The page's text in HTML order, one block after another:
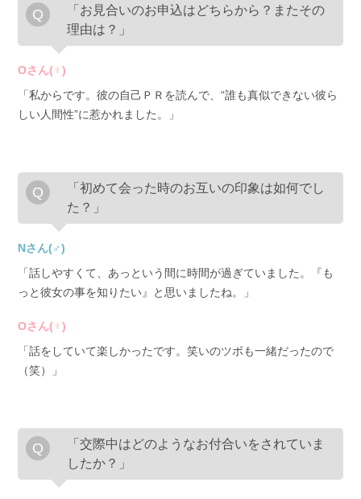
「お見合いのお申込はどちらから？またその
理由は？」
Oさん(♀)
「私からです。彼の自己ＰＲを読んで、“誰も真似できない彼ら
しい人間性”に惹かれました。」
「初めて会った時のお互いの印象は如何でし
た？」
Nさん(♂)
「話しやすくて、あっという間に時間が過ぎていました。『も
っと彼女の事を知りたい』と思いましたね。」
Oさん(♀)
「話をしていて楽しかったです。笑いのツボも一緒だったので
（笑）」
「交際中はどのようなお付合いをされていま
したか？」